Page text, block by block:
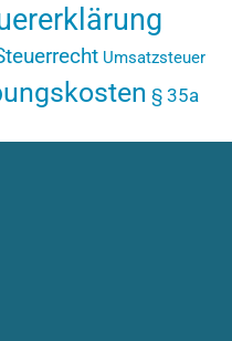
Umsatzsteuer
§ 35a